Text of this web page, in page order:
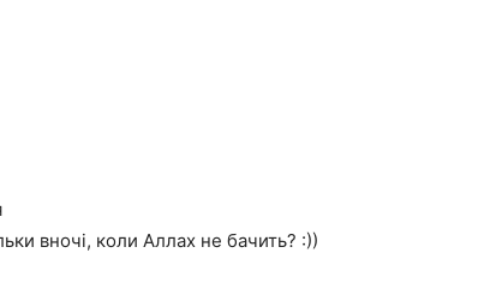
вночі, коли Аллах не бачить? :))